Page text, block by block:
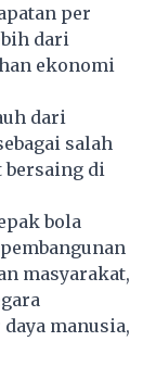
per
dari
ekonomi
dari
salah
bersaing di
bola
masyarakat,
manusia,